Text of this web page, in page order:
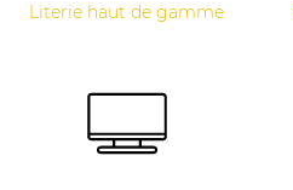
Literie haut de gamme